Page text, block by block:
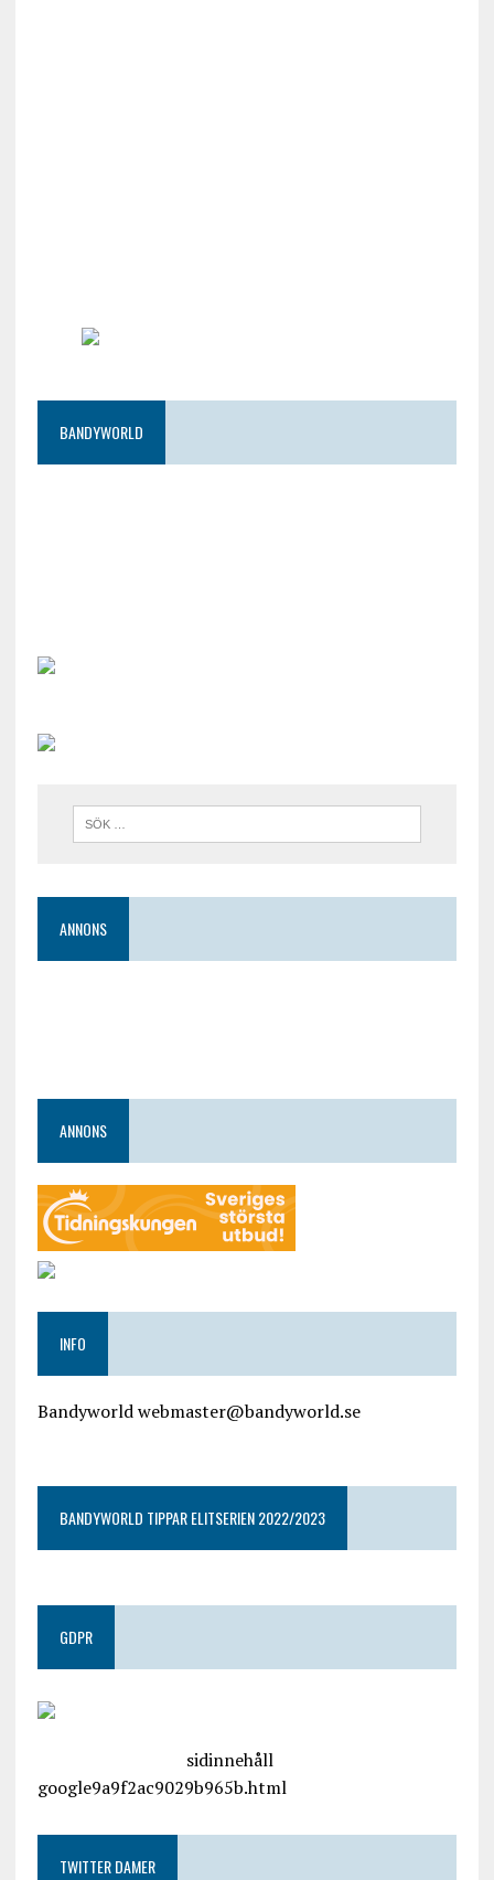
BANDYWORLD
ANNONS
ANNONS
INFO
Bandyworld webmaster@bandyworld.se
BANDYWORLD TIPPAR ELITSERIEN 2022/2023
GDPR
sidinnehåll
google9a9f2ac9029b965b.html
TWITTER DAMER